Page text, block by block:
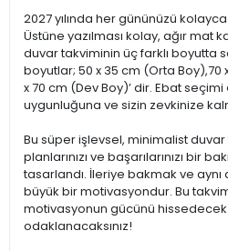
2027 yılında her gününüzü
Üstüne yazılması kolay, ağır mat
duvar takviminin üç farklı boyutta
boyutlar; 50 x 35 cm (Orta Boy),70
x 70 cm (Dev Boy)’ dir. Ebat seçimi
uygunluğuna ve sizin zevkinize
Bu süper işlevsel, minimalist
planlarınızı ve başarılarınızı bir
tasarlandı. İleriye bakmak ve
büyük bir motivasyondur. Bu
motivasyonun gücünü
odaklanacaksınız!